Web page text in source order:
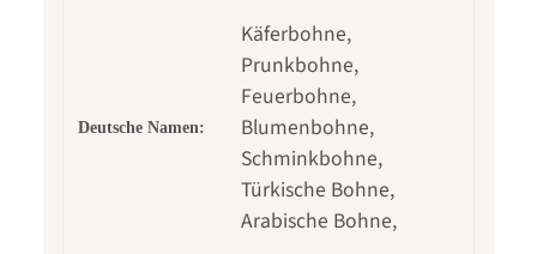
Deutsche Namen:
Käferbohne,
Prunkbohne,
Feuerbohne,
Blumenbohne,
Schminkbohne,
Türkische Bohne,
Arabische Bohne,